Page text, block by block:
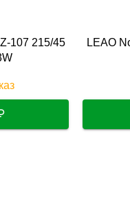
107 215/45
LEAO